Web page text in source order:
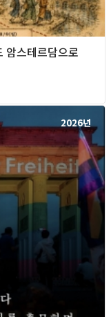
스테르담으로
2026년